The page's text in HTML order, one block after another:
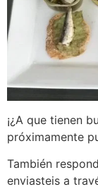
¡¿A que tienen
próximamente
También
enviasteis a